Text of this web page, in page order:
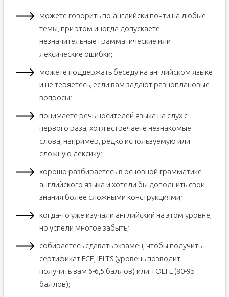
можете говорить по-английски почти на любые
темы, при этом иногда допускаете
незначительные грамматические или
лексические ошибки;
можете поддержать беседу на английском языке
и не теряетесь, если вам задают разноплановые
вопросы;
понимаете речь носителей языка на слух с
первого раза, хотя встречаете незнакомые
слова, например, редко используемую или
сложную лексику;
хорошо разбираетесь в основной грамматике
английского языка и хотели бы дополнить свои
знания более сложными конструкциями;
когда-то уже изучали английский на этом уровне,
но успели многое забыть;
собираетесь сдавать экзамен, чтобы получить
сертификат FCE, IELTS (уровень позволит
получить вам 6-6,5 баллов) или TOEFL (80-95
баллов);